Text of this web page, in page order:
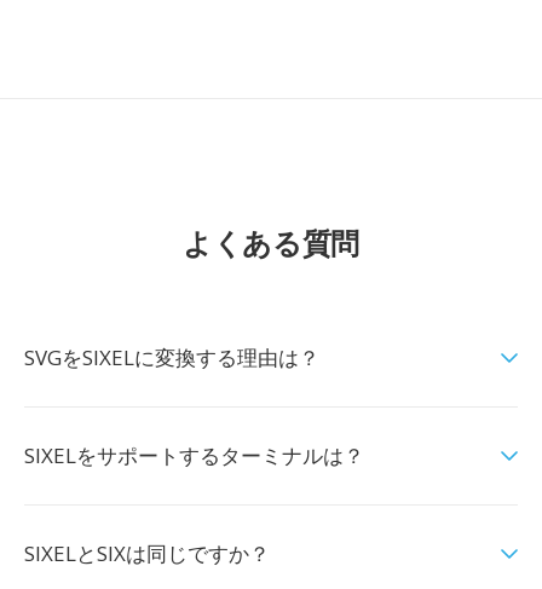
よくある質問
SVGをSIXELに変換する理由は？
SIXELをサポートするターミナルは？
SIXELとSIXは同じですか？